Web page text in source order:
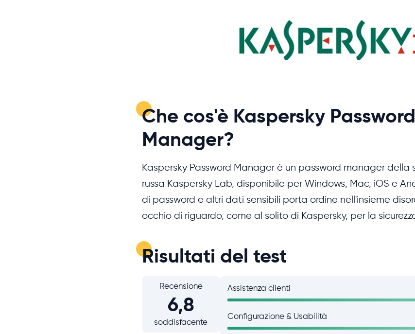
Che cos'è Kaspersky Password
Manager?
Kaspersky Password Manager è un password manager
russa Kaspersky Lab, disponibile per Windows, Mac, iOS e
di password e altri dati sensibili porta ordine nell'insieme
occhio di riguardo, come al solito di Kaspersky, per la
Risultati del test
Recensione
6,8
soddisfacente
Assistenza clienti
Configurazione & Usabilità